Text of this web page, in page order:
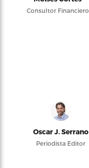
Consultor Financiero
Oscar J. Serrano
Periodista Editor